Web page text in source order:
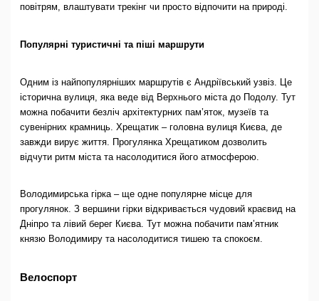
повітрям, влаштувати трекінг чи просто відпочити на природі.
Популярні туристичні та піші маршрути
Одним із найпопулярніших маршрутів є Андріївський узвіз. Це
історична вулиця, яка веде від Верхнього міста до Подолу. Тут
можна побачити безліч архітектурних пам’яток, музеїв та
сувенірних крамниць. Хрещатик – головна вулиця Києва, де
завжди вирує життя. Прогулянка Хрещатиком дозволить
відчути ритм міста та насолодитися його атмосферою.
Володимирська гірка – ще одне популярне місце для
прогулянок. З вершини гірки відкривається чудовий краєвид на
Дніпро та лівий берег Києва. Тут можна побачити пам’ятник
князю Володимиру та насолодитися тишею та спокоєм.
Велоспорт